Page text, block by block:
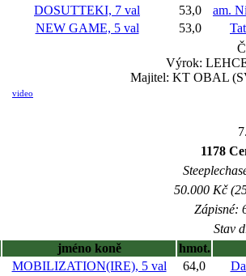
DOSUTTEKI, 7 val 53,0
am.
NEW GAME, 5 val 53,0
Výrok:
Majitel: KT OBAL
video
1178
50.000 Kč
Zápisné:
Stav
jméno koně
hmot.
MOBILIZATION(IRE), 5 val 64,0